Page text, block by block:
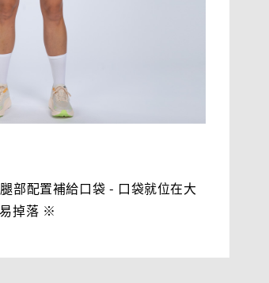
配置補給口袋 - 口袋就位在大
掉落 ※